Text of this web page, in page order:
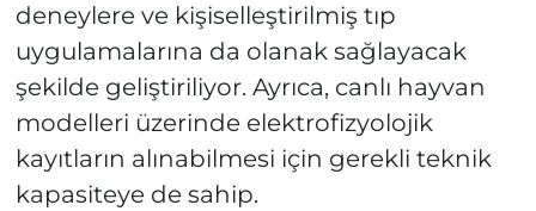
deneylere ve kişiselleştirilmiş tıp
uygulamalarına da olanak sağlayacak
şekilde geliştiriliyor. Ayrıca, canlı hayvan
modelleri üzerinde elektrofizyolojik
kayıtların alınabilmesi için gerekli teknik
kapasiteye de sahip.